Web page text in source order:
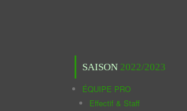
SAISON 2022/2023
ÉQUIPE PRO
Effectif & Staff